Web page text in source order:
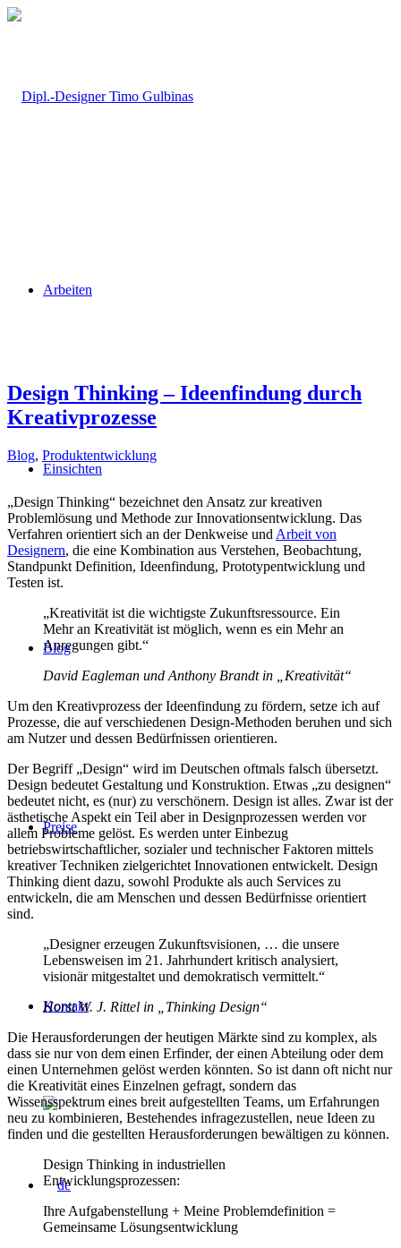
Arbeiten
Einsichten
Blog
Preise
Kontakt
Design Thinking – Ideenfindung durch
Kreativprozesse
Blog, Produktentwicklung
„Design Thinking“ bezeichnet den Ansatz zur kreativen
Problemlösung und Methode zur Innovationsentwicklung. Das
Verfahren orientiert sich an der Denkweise und Arbeit von
Designern, die eine Kombination aus Verstehen, Beobachtung,
Standpunkt Definition, Ideenfindung, Prototypentwicklung und
Testen ist.
„Kreativität ist die wichtigste Zukunftsressource. Ein
Mehr an Kreativität ist möglich, wenn es ein Mehr an
Anregungen gibt.“
David Eagleman und Anthony Brandt in „Kreativität“
Um den Kreativprozess der Ideenfindung zu fördern, setze ich auf
Prozesse, die auf verschiedenen Design-Methoden beruhen und sich
am Nutzer und dessen Bedürfnissen orientieren.
Der Begriff „Design“ wird im Deutschen oftmals falsch übersetzt.
Design bedeutet Gestaltung und Konstruktion. Etwas „zu designen“
bedeutet nicht, es (nur) zu verschönern. Design ist alles. Zwar ist der
ästhetische Aspekt ein Teil aber in Designprozessen werden vor
allem Probleme gelöst. Es werden unter Einbezug
betriebswirtschaftlicher, sozialer und technischer Faktoren mittels
kreativer Techniken zielgerichtet Innovationen entwickelt. Design
Thinking dient dazu, sowohl Produkte als auch Services zu
entwickeln, die am Menschen und dessen Bedürfnisse orientiert
sind.
„Designer erzeugen Zukunftsvisionen, … die unsere
Lebensweisen im 21. Jahrhundert kritisch analysiert,
visionär mitgestaltet und demokratisch vermittelt.“
Horst W. J. Rittel in „Thinking Design“
Die Herausforderungen der heutigen Märkte sind zu komplex, als
dass sie nur von dem einen Erfinder, der einen Abteilung oder dem
einen Unternehmen gelöst werden könnten. So ist dann oft nicht nur
die Kreativität eines Einzelnen gefragt, sondern das
Wissensspektrum eines breit aufgestellten Teams, um Erfahrungen
neu zu kombinieren, Bestehendes infragezustellen, neue Ideen zu
finden und die gestellten Herausforderungen bewältigen zu können.
Design Thinking in industriellen
Entwicklungsprozessen:
Ihre Aufgabenstellung + Meine Problemdefinition =
Gemeinsame Lösungsentwicklung